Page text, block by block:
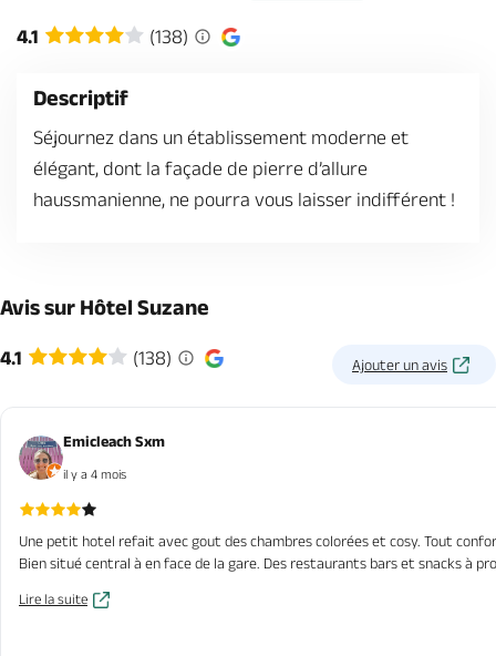
Brochures & Cartes Offices de tourisme Comment venir ?
4.1 (138)
Descriptif
Séjournez dans un établissement moderne et
élégant, dont la façade de pierre d’allure
haussmanienne, ne pourra vous laisser indifférent !
Avis sur Hôtel Suzane
4.1 (138) Ajouter un avis
Emicleach Sxm
il y a 4 mois
Une petit hotel refait avec gout des chambres colorées et cosy. Tout
Bien situé central à en face de la gare. Des restaurants bars et snacks à
Lire la suite